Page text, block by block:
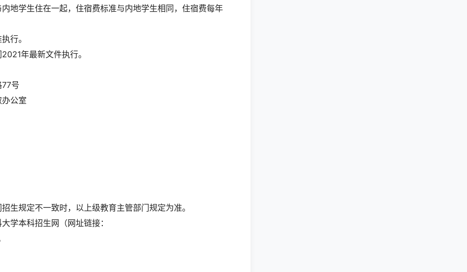
地学生住在一起，住宿费标准与内地学生相同，住宿费每年
行。
年最新文件执行。
号
公室
生规定不一致时，以上级教育主管部门规定为准。
学本科招生网（网址链接：